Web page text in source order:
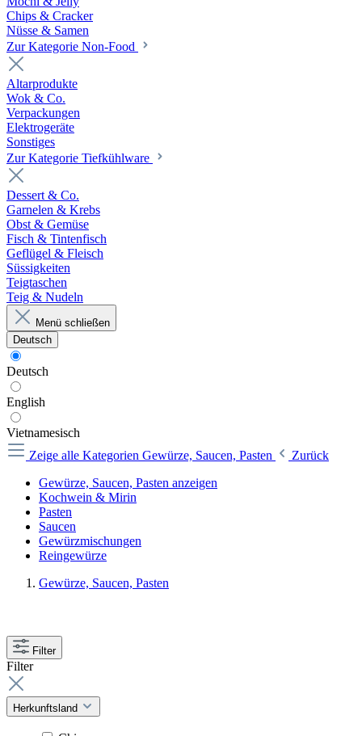
Chips & Cracker
Nüsse & Samen
Zur Kategorie Non-Food
Altarprodukte
Wok & Co.
Verpackungen
Elektrogeräte
Sonstiges
Zur Kategorie Tiefkühlware
Dessert & Co.
Garnelen & Krebs
Obst & Gemüse
Fisch & Tintenfisch
Geflügel & Fleisch
Süssigkeiten
Teigtaschen
Teig & Nudeln
Menü schließen
Deutsch
Deutsch
English
Vietnamesisch
Zeige alle Kategorien Gewürze, Saucen, Pasten
Zurück
Gewürze, Saucen, Pasten anzeigen
Kochwein & Mirin
Pasten
Saucen
Gewürzmischungen
Reingewürze
Gewürze, Saucen, Pasten
Filter
Filter
Herkunftsland